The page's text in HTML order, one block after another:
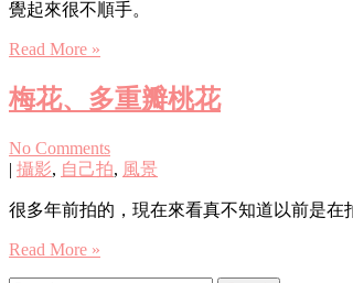
覺起來很不順手。
Read More »
梅花、多重瓣桃花
No Comments
| 攝影, 自己拍, 風景
很多年前拍的，現在來看真不知道以前是
Read More »